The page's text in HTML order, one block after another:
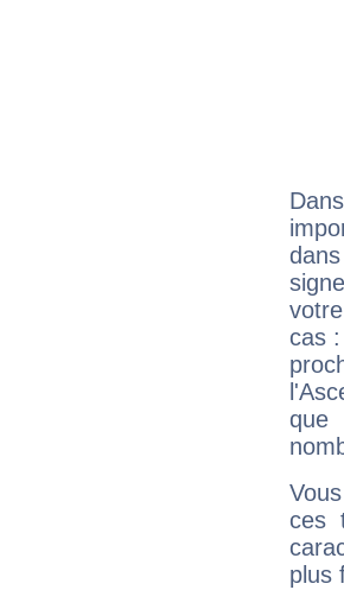
cas
que
ces
plus